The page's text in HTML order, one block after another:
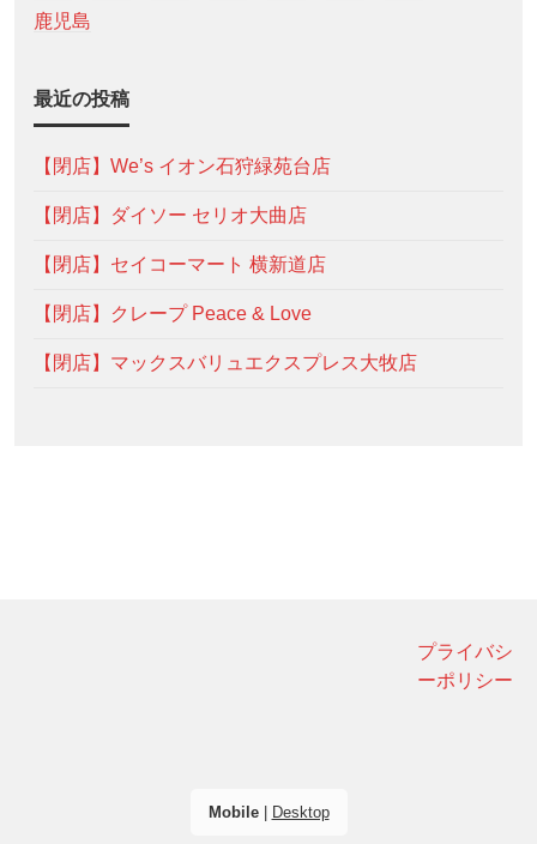
鹿児島
最近の投稿
【閉店】We’s イオン石狩緑苑台店
【閉店】ダイソー セリオ大曲店
【閉店】セイコーマート 横新道店
【閉店】クレープ Peace & Love
【閉店】マックスバリュエクスプレス大牧店
プライバシ
ーポリシー
Mobile| Desktop